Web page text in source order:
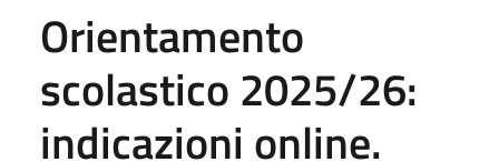
Orientamento
scolastico 2025/26:
indicazioni online.